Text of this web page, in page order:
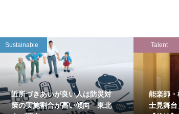
Sustainable
近所づきあいが良い人は防災対
策の実施割合が高い傾向 東北
Talent
能楽師
士見舞